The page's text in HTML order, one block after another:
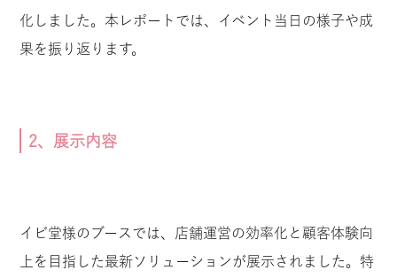
化しました。本レポートでは、イベント当日の様子や成
果を振り返ります。
2、展示内容
イビ堂様のブースでは、店舗運営の効率化と顧客体験向
上を目指した最新ソリューションが展示されました。特